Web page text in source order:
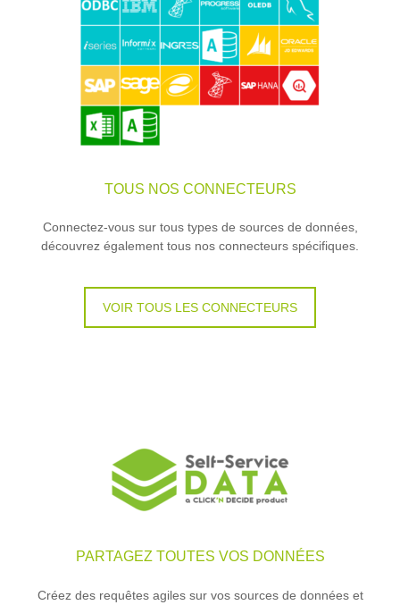
TOUS NOS CONNECTEURS
Connectez-vous sur tous types de sources de données,
découvrez également tous nos connecteurs spécifiques.
VOIR TOUS LES CONNECTEURS
PARTAGEZ TOUTES VOS DONNÉES
Créez des requêtes agiles sur vos sources de données et